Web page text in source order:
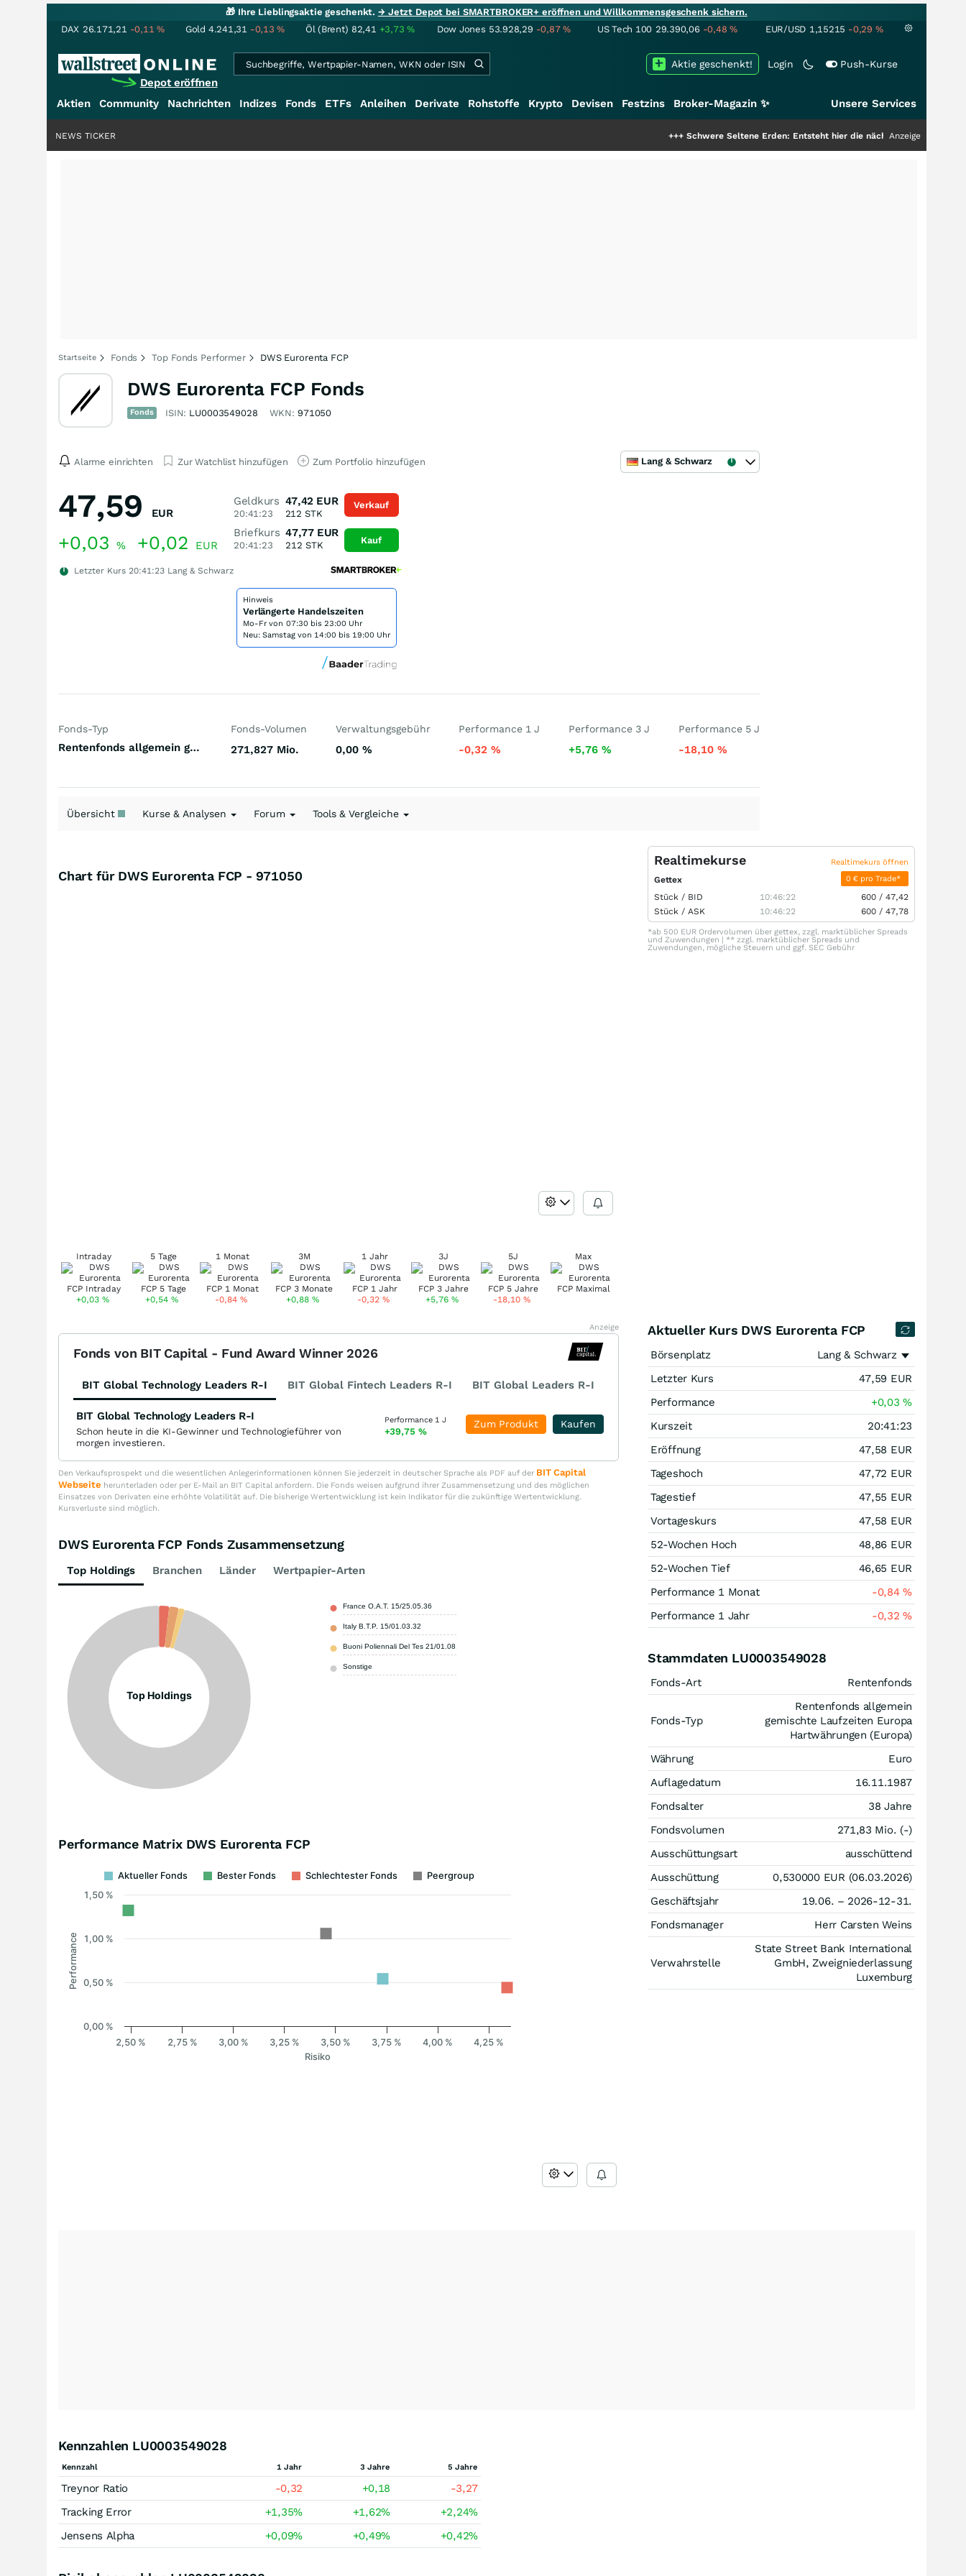
🎁 Ihre Lieblingsaktie geschenkt.→ Jetzt Depot bei SMARTBROKER+ eröffnen und Willkommensgeschenk sichern.
DAX 26.171,21 -0,11% Gold 4.241,31 -0,13% Öl (Brent) 82,41 +3,73% Dow Jones 53.928,29 -0,87% US Tech 100 29.390,06 -0,48% EUR/USD 1,15215 -0,29 %
Depot eröffnen
Login Push-Kurse
Aktie geschenkt!
Aktien Community Nachrichten Indizes Fonds ETFs Anleihen Derivate Rohstoffe Krypto Devisen Festzins Broker-Magazin ✨ Unsere Services
Schwere Seltene Erden: Entsteht hier die nächste Milliardenstory?+++
Anzeige
NEWS TICKER
Startseite Fonds Top Fonds Performer DWS Eurorenta FCP
DWS Eurorenta FCP Fonds
Fonds ISIN: LU0003549028 WKN: 971050
Alarme einrichten Zur Watchlist hinzufügen Zum Portfolio hinzufügen Lang & Schwarz
47,59 EUR
+0,03 % +0,02 EUR
Letzter Kurs 20:41:23 Lang & Schwarz
Geldkurs
20:41:23
47,42 EUR
212 STK
Briefkurs
20:41:23
47,77 EUR
212 STK
Verkauf
Kauf
Hinweis
Verlängerte Handelszeiten
Mo-Fr von 07:30 bis 23:00 Uhr
Neu: Samstag von 14:00 bis 19:00 Uhr
Fonds-Typ
Rentenfonds allgemein gemischte Laufzeiten Europa Hartwährungen (Europa)
Fonds-Volumen
271,827 Mio.
Verwaltungsgebühr
0,00 %
Performance 1 J
-0,32%
Performance 3 J
+5,76%
Performance 5 J
-18,10 %
Übersicht Kurse & Analysen Forum Tools & Vergleiche
Chart für DWS Eurorenta FCP - 971050
Intraday
+0,03 %
5 Tage
+0,54%
1 Monat
-0,84 %
3M
+0,88%
1 Jahr
-0,32 %
3J
+5,76 %
5J
-18,10 %
Max
Realtimekurse Realtimekurs öffnen
Gettex 0 € pro Trade*
Stück / BID 10:46:22 600 / 47,42
Stück / ASK 10:46:22 600 / 47,78
*ab 500 EUR Ordervolumen über gettex, zzgl. marktüblicher Spreads
und Zuwendungen | ** zzgl. marktüblicher Spreads und
Zuwendungen, mögliche Steuern und ggf. SEC Gebühr
Anzeige
Fonds von BIT Capital - Fund Award Winner 2026
BIT Global Technology Leaders R-I BIT Global Fintech Leaders R-I BIT Global Leaders R-I
BIT Global Technology Leaders R-I
Schon heute in die KI-Gewinner und Technologieführer von
morgen investieren.
Performance 1 J
+39,75 %
Kaufen
Zum Produkt
Den Verkaufsprospekt und die wesentlichen Anlegerinformationen können Sie jederzeit in deutscher Sprache als PDF auf der BIT Capital
Webseite herunterladen oder per E-Mail an BIT Capital anfordern. Die Fonds weisen aufgrund ihrer Zusammensetzung und des möglichen
Einsatzes von Derivaten eine erhöhte Volatilität auf. Die bisherige Wertentwicklung ist kein Indikator für die zukünftige Wertentwicklung.
Kursverluste sind möglich.
DWS Eurorenta FCP Fonds Zusammensetzung
Top Holdings Branchen Länder Wertpapier-Arten
Top Holdings
France O.A.T. 15/25.05.36
Italy B.T.P. 15/01.03.32
Buoni Poliennali Del Tes 21/01.08.26
Sonstige
Performance Matrix DWS Eurorenta FCP
Risiko
Performance
Aktueller Fonds Bester Fonds Schlechtester Fonds Peergroup
2,50 % 2,75 % 3,00 % 3,25 % 3,50 % 3,75 % 4,00 % 4,25 %
0,50 %
1,00 %
1,50 %
0,00 %
Aktueller Kurs DWS Eurorenta FCP
Börsenplatz
Lang & Schwarz
Letzter Kurs
47,59 EUR
Performance
+0,03%
Kurszeit
20:41:23
Eröffnung
47,58 EUR
Tageshoch
47,72 EUR
Tagestief
47,55 EUR
Vortageskurs
47,58 EUR
52-Wochen Hoch
48,86 EUR
52-Wochen Tief
46,65 EUR
Performance 1 Monat
-0,84%
Performance 1 Jahr
-0,32%
Stammdaten LU0003549028
Fonds-Art Rentenfonds
Fonds-Typ
Rentenfonds allgemein
gemischte Laufzeiten Europa
Hartwährungen (Europa)
Währung
Euro
Auflagedatum
16.11.1987
Fondsalter
38 Jahre
Fondsvolumen
271,83 Mio. (-)
Ausschüttungsart
ausschüttend
Ausschüttung
0,530000 EUR (06.03.2026)
Geschäftsjahr
19.06. – 2026-12-31.
Fondsmanager
Herr Carsten Weins
Verwahrstelle
State Street Bank International
GmbH, Zweigniederlassung
Luxemburg
Kennzahlen LU0003549028
Kennzahl 1 Jahr 3 Jahre 5 Jahre
Treynor Ratio -0,32 +0,18
-3,27
Tracking Error
+1,35% +1,62% +2,24%
Jensens Alpha
+0,09% +0,49% +0,42%